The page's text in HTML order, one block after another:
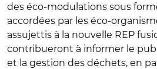
des éco-modulations sous
accordées par les éco-
assujettis à la nouvelle REP
contribueront à informer le
et la gestion des déchets, en